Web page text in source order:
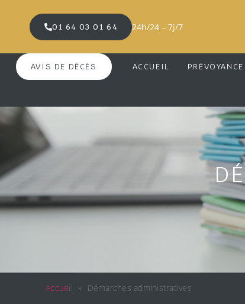
01 64 03 01 64 24h/24 – 7j/7
AVIS DE DÉCÈS ACCUEIL PRÉVOYANCE
Accueil » Démarches administratives